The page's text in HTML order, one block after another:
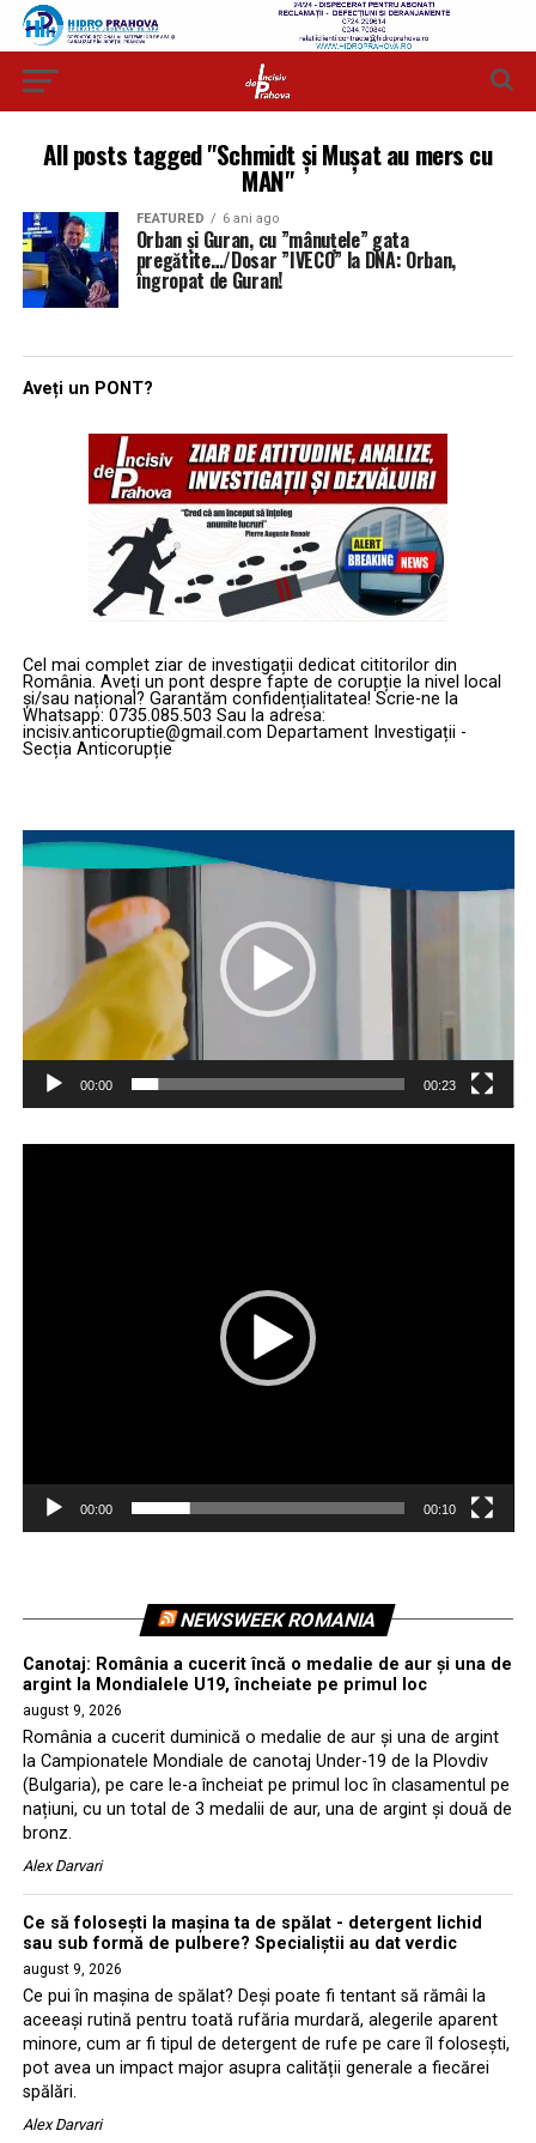
All posts tagged "Schmidt și Mușat au mers cu
MAN"
FEATURED 6 ani ago
Orban și Guran, cu ”mânuțele” gata
pregătite…/Dosar ”IVECO” la DNA: Orban,
îngropat de Guran!
Aveți un PONT?
Cel mai complet ziar de investigații dedicat cititorilor din
România. Aveți un pont despre fapte de corupție la nivel local
și/sau național? Garantăm confidențialitatea! Scrie-ne la
Whatsapp: 0735.085.503 Sau la adresa:
incisiv.anticoruptie@gmail.com Departament Investigații -
Secția Anticorupție
Player
video
00:00 00:23
Player
00:00 00:10
NEWSWEEK ROMANIA
Canotaj: România a cucerit încă o medalie de aur și una de
argint la Mondialele U19, încheiate pe primul loc
august 9, 2026
România a cucerit duminică o medalie de aur și una de argint
la Campionatele Mondiale de canotaj Under-19 de la Plovdiv
(Bulgaria), pe care le-a încheiat pe primul loc în clasamentul pe
națiuni, cu un total de 3 medalii de aur, una de argint și două de
bronz.
Alex Darvari
Ce să folosești la mașina ta de spălat - detergent lichid
sau sub formă de pulbere? Specialiștii au dat verdic
august 9, 2026
Ce pui în mașina de spălat? Deși poate fi tentant să rămâi la
aceeași rutină pentru toată rufăria murdară, alegerile aparent
minore, cum ar fi tipul de detergent de rufe pe care îl folosești,
pot avea un impact major asupra calității generale a fiecărei
spălări.
Alex Darvari